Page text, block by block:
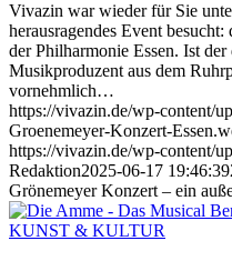
Vivazin war wieder für Sie
herausragendes Event
der Philharmonie Essen. Ist der
Musikproduzent aus dem
vornehmlich…
https://vivazin.de/wp-content/
Groenemeyer-Konzert-
https://vivazin.de/wp-content/
Redaktion2025-06-17 19:46:39
Grönemeyer Konzert – ein
KUNST & KULTUR